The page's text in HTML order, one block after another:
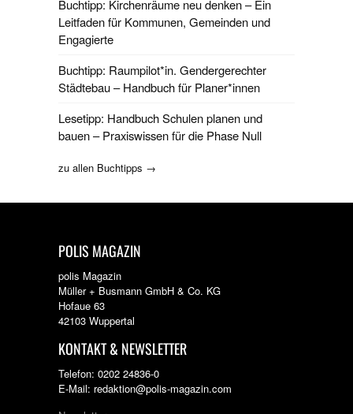
Buchtipp: Kirchenräume neu denken – Ein
Leitfaden für Kommunen, Gemeinden und
Engagierte
Buchtipp: Raumpilot*in. Gendergerechter
Städtebau – Handbuch für Planer*innen
Lesetipp: Handbuch Schulen planen und
bauen – Praxiswissen für die Phase Null
zu allen Buchtipps →
POLIS MAGAZIN
polis Magazin
Müller + Busmann GmbH & Co. KG
Hofaue 63
42103 Wuppertal
KONTAKT & NEWSLETTER
Telefon: 0202 24836-0
E-Mail: redaktion@polis-magazin.com